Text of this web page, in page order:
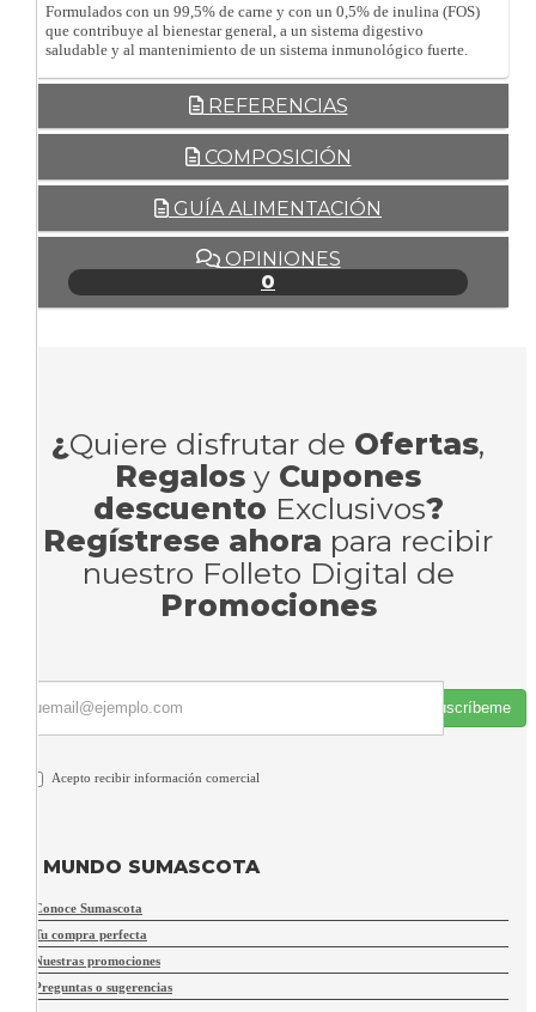
Formulados con un 99,5% de carne y con un 0,5% de inulina (FOS)
que contribuye al bienestar general, a un sistema digestivo
saludable y al mantenimiento de un sistema inmunológico fuerte.
REFERENCIAS
COMPOSICIÓN
GUÍA ALIMENTACIÓN
OPINIONES
0
¿Quiere disfrutar de Ofertas,
Regalos y Cupones
descuento Exclusivos?
Regístrese ahora para recibir
nuestro Folleto Digital de
Promociones
Suscríbeme
Acepto recibir información comercial
MUNDO SUMASCOTA
Conoce Sumascota
Tu compra perfecta
Nuestras promociones
Preguntas o sugerencias